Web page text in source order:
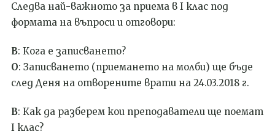
Следва най-важното за приема в I клас под
формата на въпроси и отговори:
В: Кога е записването?
О: Записването (приемането на молби) ще бъде
след Деня на отворените врати на 24.03.2018 г.
В: Как да разберем кои преподаватели ще поемат
I клас?